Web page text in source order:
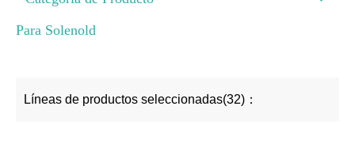
Para Solenold
Líneas de productos seleccionadas(32)：